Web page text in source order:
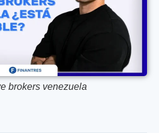
brokers venezuela